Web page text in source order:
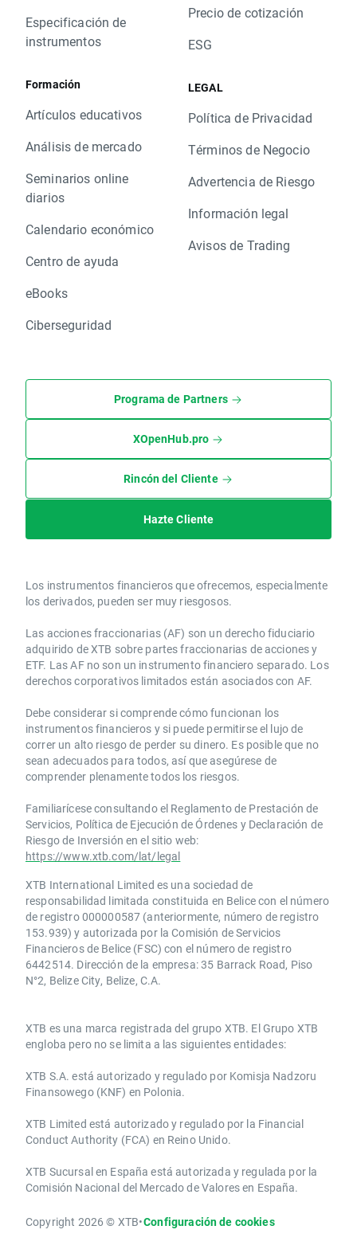
Especificación de
instrumentos
Formación
Artículos educativos
Análisis de mercado
Seminarios online
diarios
Calendario económico
Centro de ayuda
eBooks
Ciberseguridad
Precio de cotización
ESG
LEGAL
Política de Privacidad
Términos de Negocio
Advertencia de Riesgo
Información legal
Avisos de Trading
Programa de Partners
XOpenHub.pro
Rincón del Cliente
Hazte Cliente
Los instrumentos financieros que ofrecemos, especialmente
los derivados, pueden ser muy riesgosos.
Las acciones fraccionarias (AF) son un derecho fiduciario
adquirido de XTB sobre partes fraccionarias de acciones y
ETF. Las AF no son un instrumento financiero separado. Los
derechos corporativos limitados están asociados con AF.
Debe considerar si comprende cómo funcionan los
instrumentos financieros y si puede permitirse el lujo de
correr un alto riesgo de perder su dinero. Es posible que no
sean adecuados para todos, así que asegúrese de
comprender plenamente todos los riesgos.
Familiarícese consultando el Reglamento de Prestación de
Servicios, Política de Ejecución de Órdenes y Declaración de
Riesgo de Inversión en el sitio web:
https://www.xtb.com/lat/legal
XTB International Limited es una sociedad de
responsabilidad limitada constituida en Belice con el número
de registro 000000587 (anteriormente, número de registro
153.939) y autorizada por la Comisión de Servicios
Financieros de Belice (FSC) con el número de registro
6442514. Dirección de la empresa: 35 Barrack Road, Piso
N°2, Belize City, Belize, C.A.
​​XTB es una marca registrada del grupo XTB. El Grupo XTB
engloba pero no se limita a las siguientes entidades:
XTB S.A.​ está autorizado y regulado por Komisja Nadzoru
Finansowego (KNF) ​en Polonia.
XTB Limited ​está autorizado y regulado por la ​Financial
Conduct Authority ​(FCA) en ​​Reino Unido.
XTB Sucursal en España está autorizada y regulada por la
Comisión Nacional del Mercado de Valores en España.
Copyright 2026 © XTB•Configuración de cookies